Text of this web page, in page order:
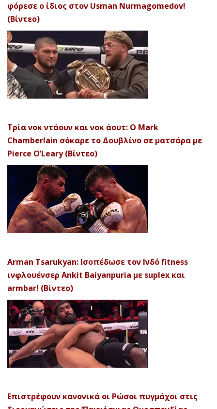
φόρεσε ο ίδιος στον Usman Nurmagomedov!
(Βίντεο)
Τρία νοκ ντάουν και νοκ άουτ: Ο Mark
Chamberlain σόκαρε το Δουβλίνο σε ματσάρα με
Pierce O’Leary (Βίντεο)
Arman Tsarukyan: Ισοπέδωσε τον Ινδό fitness
ινφλουένσερ Ankit Baiyanpuria με suplex και
armbar! (Βίντεο)
Επιστρέφουν κανονικά οι Ρώσοι πυγμάχοι στις